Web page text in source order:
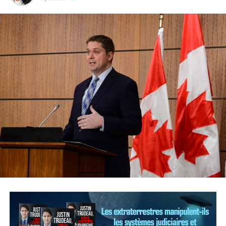
du réseau de communications mobiles à la COVID-19. La
5G est une norme technologique que les entreprises de
téléphonie cellulaire déploient progressivement dans le
monde entier.
Mme Des Lauriers a expliqué en entrevue avec La Presse
canadienne que ce n’est pas la première fois que des
gens prennent peur à la suite de fausses informations
ou de choses qu’ils voient sur Internet.
Les fausses informations au sujet de la 5G et du
coronavirus ont été partagées des centaines de milliers
de fois sur les réseaux sociaux, notamment que les
nouvelles installations 5G ont créé le virus.
Une cinquantaine d’incendies ciblant des tours de
télécommunications et d’autres équipements ont été
signalés au Royaume-Uni ce mois-ci, entraînant trois
arrestations. Seize incendies ont été déclarés aux Pays-